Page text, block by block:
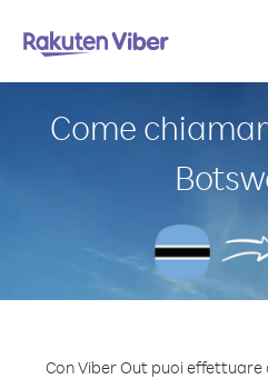
Come
Con Viber Out puoi